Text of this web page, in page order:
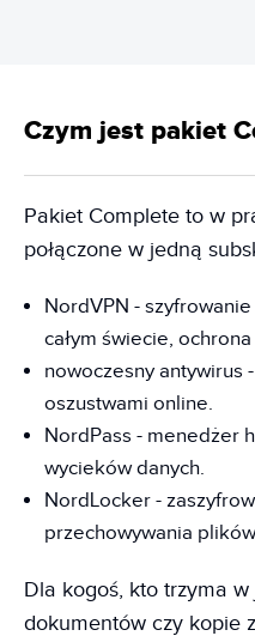
Czym jest pakiet
Pakiet Complete to w
połączone w jedną
NordVPN -
całym świecie,
nowoczesny antywirus
oszustwami online.
NordPass - menedżer
wycieków danych.
NordLocker -
przechowywania plików
Dla kogoś, kto trzyma
dokumentów czy kopie